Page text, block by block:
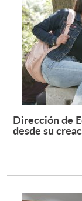
Dirección de
desde su